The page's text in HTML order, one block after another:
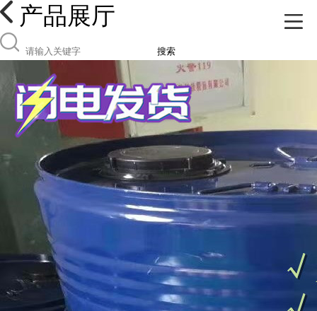
产品展厅
搜索